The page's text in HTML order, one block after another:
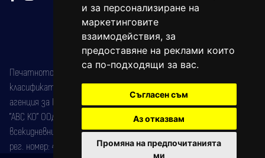
и за персонализиране на
маркетинговите
взаимодействия, за
предоставяне на реклами които
са по-подходящи за вас.
Съгласен съм
Аз отказвам
Промяна на предпочитанията
ми
Печатното издание на вестника е регистрирано в националния
класификатор на печатните издания (Българска национална
агенция за ISSN) под номер: ISSN 1312-4722.
"АВС КО" ООД е притежател на марката: Вяра информационен
всекидневник на югозападна България, със свидетелство за марка
рег. номер: 47857/11.05.2004 година.